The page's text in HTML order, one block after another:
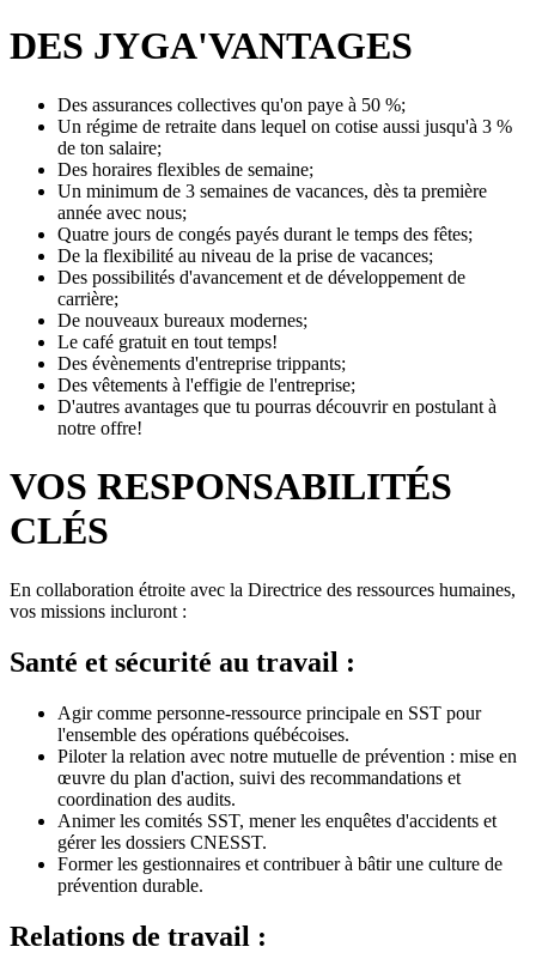
DES JYGA'VANTAGES
Des assurances collectives qu'on paye à 50 %;
Un régime de retraite dans lequel on cotise aussi jusqu'à 3 %
de ton salaire;
Des horaires flexibles de semaine;
Un minimum de 3 semaines de vacances, dès ta première
année avec nous;
Quatre jours de congés payés durant le temps des fêtes;
De la flexibilité au niveau de la prise de vacances;
Des possibilités d'avancement et de développement de
carrière;
De nouveaux bureaux modernes;
Le café gratuit en tout temps!
Des évènements d'entreprise trippants;
Des vêtements à l'effigie de l'entreprise;
D'autres avantages que tu pourras découvrir en postulant à
notre offre!
VOS RESPONSABILITÉS
CLÉS
En collaboration étroite avec la Directrice des ressources humaines,
vos missions incluront :
Santé et sécurité au travail :
Agir comme personne-ressource principale en SST pour
l'ensemble des opérations québécoises.
Piloter la relation avec notre mutuelle de prévention : mise en
œuvre du plan d'action, suivi des recommandations et
coordination des audits.
Animer les comités SST, mener les enquêtes d'accidents et
gérer les dossiers CNESST.
Former les gestionnaires et contribuer à bâtir une culture de
prévention durable.
Relations de travail :